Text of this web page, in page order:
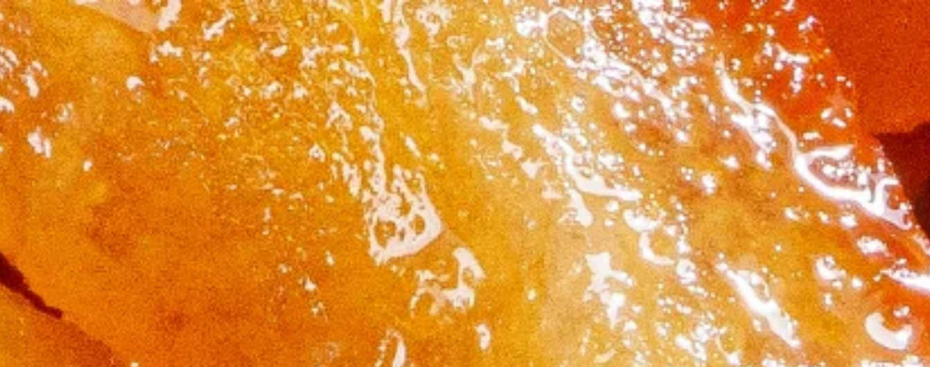
Countries
International
English Italiano
Americas
English Español Français Português
Benelux
Nederlands
DACH region
Other Sites
Dobla
Europe & Middle East
EnglishDutchItaliano
Asia and Pacific
English
North America
English
Shop
Dutch
Distributors and authorized clients
Web Order